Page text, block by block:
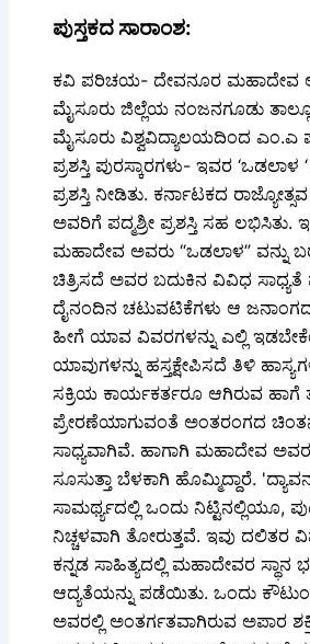
ಪುಸ್ತಕದ ಸಾರಾಂಶ:
ಕವಿ ಪರಿಚಯ- ದೇವನೂರ ಮಹಾದೇವ
ಮೈಸೂರು ಜಿಲ್ಲೆಯ ನಂಜನಗೂಡು
ಮೈಸೂರು ವಿಶ್ವವಿದ್ಯಾಲಯದಿಂದ ಎಂ.ಎ
ಪ್ರಶಸ್ತಿ ಪುರಸ್ಕಾರಗಳು- ಇವರ
ಪ್ರಶಸ್ತಿ ನೀಡಿತು. ಕರ್ನಾಟಕದ
ಅವರಿಗೆ ಪದ್ಮಶ್ರೀ ಪ್ರಶಸ್ತಿ ಸಹ
ಮಹಾದೇವ ಅವರು “ಒಡಲಾಳ” ವನ್ನು
ಚಿತ್ರಿಸದೆ ಅವರ ಬದುಕಿನ ವಿವಿಧ ಸಾಧ್ಯತೆ
ದೈನಂದಿನ ಚಟುವಟಿಕೆಗಳು ಆ ಜನಾಂಗದ
ಹೀಗೆ ಯಾವ ವಿವರಗಳನ್ನು ಎಲ್ಲಿ
ಯಾವುಗಳನ್ನು ಹಸ್ತಕ್ಷೇಪಿಸದೆ ತಿಳಿ
ಸಕ್ರಿಯ ಕಾರ್ಯಕರ್ತರೂ ಆಗಿರುವ
ಪ್ರೇರಣೆಯಾಗುವಂತೆ ಅಂತರಂಗದ
ಸಾಧ್ಯವಾಗಿವೆ. ಹಾಗಾಗಿ ಮಹಾದೇವ
ಸೂಸುತ್ತಾ ಬೆಳಕಾಗಿ ಹೊಮ್ಮಿದ್ದಾರೆ.
ಸಾಮರ್ಥ್ಯದಲ್ಲಿ ಒಂದು ನಿಟ್ಟಿನಲ್ಲಿಯೂ,
ನಿಚ್ಚಳವಾಗಿ ತೋರುತ್ತವೆ. ಇವು
ಕನ್ನಡ ಸಾಹಿತ್ಯದಲ್ಲಿ ಮಹಾದೇವರ
ಆದ್ಯತೆಯನ್ನು ಪಡೆಯಿತು. ಒಂದು
ಅವರಲ್ಲಿ ಅಂತರ್ಗತವಾಗಿರುವ ಅಪಾರ